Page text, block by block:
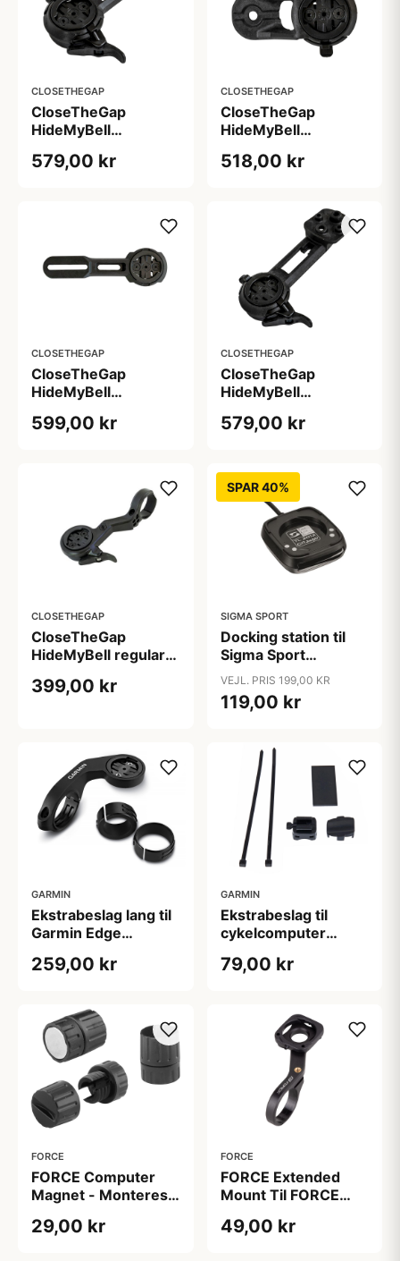
CLOSETHEGAP
CloseTheGap
HideMyBell
Syncros IC SL
579,00 kr
CLOSETHEGAP
CloseTheGap
HideMyBell
Top cap montering 1
518,00 kr
CLOSETHEGAP
CloseTheGap
HideMyBell
Metron 5 D
599,00 kr
CLOSETHEGAP
CloseTheGap
HideMyBell
- Vision Metron 5D
579,00 kr
CLOSETHEGAP
CloseTheGap
HideMyBell regular3
1050 / Wahoo ACE
399,00 kr
SPAR 40%
SIGMA SPORT
Docking station til
Sigma Sport
computere
VEJL. PRIS 199,00 KR
119,00 kr
GARMIN
Ekstrabeslag lang til
Garmin Edge
259,00 kr
GARMIN
Ekstrabeslag til
cykelcomputer
605 og 705
79,00 kr
FORCE
FORCE Computer
Magnet - Monteres
29,00 kr
FORCE
FORCE Extended
Mount Til FORCE
Sort
49,00 kr